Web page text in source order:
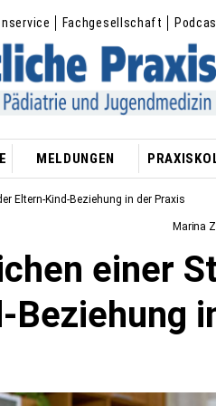
Fachgesellschaft
MELDUNGEN
Eltern-Kind-Beziehung in der Praxis
Marina
einer